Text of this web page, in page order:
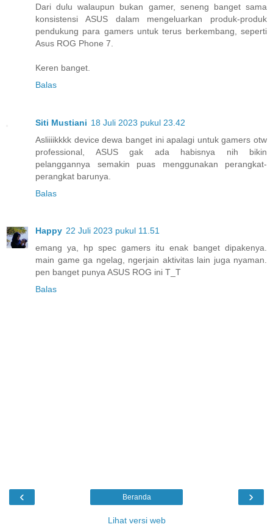
Dari dulu walaupun bukan gamer, seneng banget sama
konsistensi ASUS dalam mengeluarkan produk-produk
pendukung para gamers untuk terus berkembang, seperti
Asus ROG Phone 7.
Keren banget.
Balas
Siti Mustiani 18 Juli 2023 pukul 23.42
Asliiiikkkk device dewa banget ini apalagi untuk gamers otw
professional, ASUS gak ada habisnya nih bikin
pelanggannya semakin puas menggunakan perangkat-
perangkat barunya.
Balas
Happy 22 Juli 2023 pukul 11.51
emang ya, hp spec gamers itu enak banget dipakenya.
main game ga ngelag, ngerjain aktivitas lain juga nyaman.
pen banget punya ASUS ROG ini T_T
Balas
‹ ›
Beranda
Lihat versi web